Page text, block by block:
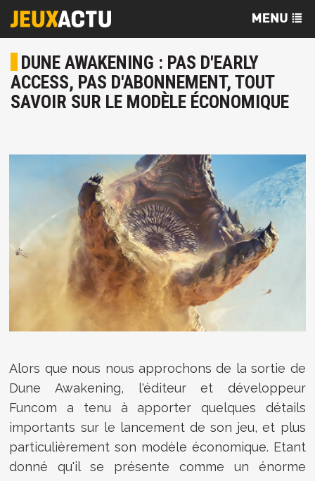
DUNE AWAKENING : PAS D'EARLY
ACCESS, PAS D'ABONNEMENT, TOUT
SAVOIR SUR LE MODÈLE ÉCONOMIQUE
Alors que nous nous approchons de la sortie de
Dune Awakening, l'éditeur et développeur
Funcom a tenu à apporter quelques détails
importants sur le lancement de son jeu, et plus
particulièrement son modèle économique. Etant
donné qu'il se présente comme un énorme